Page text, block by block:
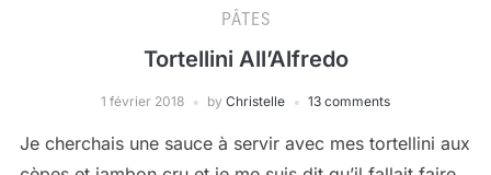
PÂTES
Tortellini All’Alfredo
1 février 2018 by Christelle 13 comments
Je cherchais une sauce à servir avec mes tortellini aux